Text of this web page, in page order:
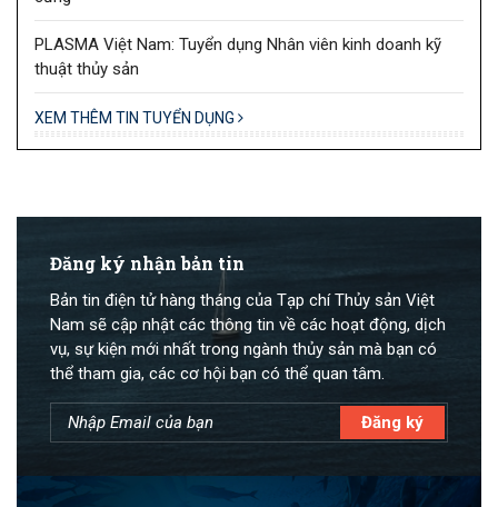
PLASMA Việt Nam: Tuyển dụng Nhân viên kinh doanh kỹ
thuật thủy sản
XEM THÊM TIN TUYỂN DỤNG
Đăng ký nhận bản tin
Bản tin điện tử hàng tháng của Tạp chí Thủy sản Việt
Nam sẽ cập nhật các thông tin về các hoạt động, dịch
vụ, sự kiện mới nhất trong ngành thủy sản mà bạn có
thể tham gia, các cơ hội bạn có thể quan tâm.